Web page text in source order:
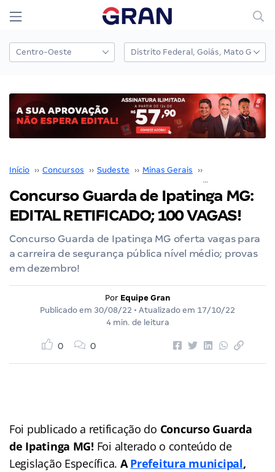
Início ›› Concursos ›› Sudeste ›› Minas Gerais ››
Concurso Guarda de Ipatinga MG:
EDITAL RETIFICADO; 100 VAGAS!
Concurso Guarda de Ipatinga MG oferta vagas para
a carreira de segurança pública nível médio; provas
em dezembro!
Por Equipe Gran
Publicado em 30/08/22 • Atualizado em 17/10/22
4 min. de leitura
0 0
Foi publicado a retificação do Concurso Guarda
de Ipatinga MG! Foi alterado o conteúdo de
Legislação Específica. APrefeitura municipal,